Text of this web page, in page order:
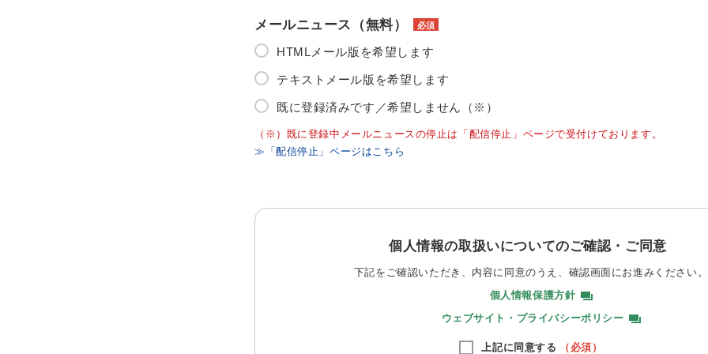
メールニュース（無料） 必須
HTMLメール版を希望します
テキストメール版を希望します
既に登録済みです／希望しません（※）
（※）既に登録中メールニュースの停止は「配信停止」ページで受付けております。
≫「配信停止」ページはこちら
個人情報の取扱いについてのご確認・ご同意
下記をご確認いただき、内容に同意のうえ、 確認画面にお進みください。
個人情報保護方針
ウェブサイト・プライバシーポリシー
上記に同意する （必須）